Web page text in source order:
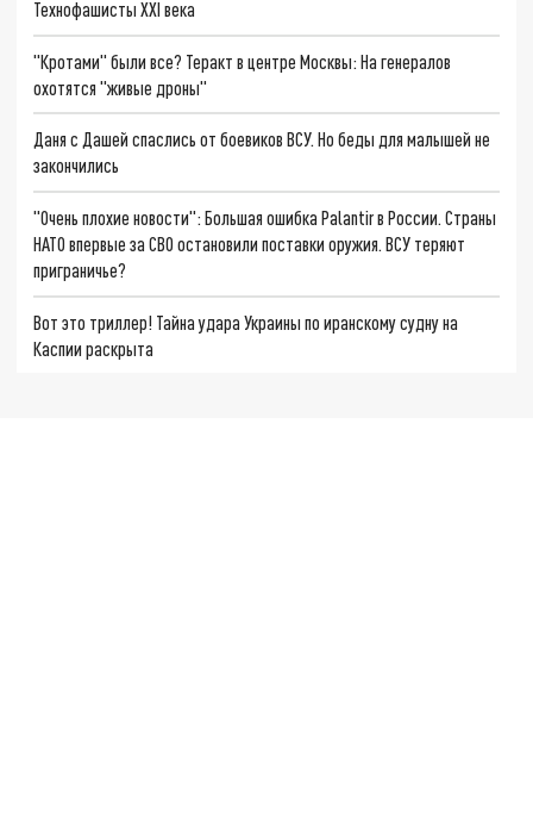
Технофашисты XXI века
"Кротами" были все? Теракт в центре Москвы: На генералов
охотятся "живые дроны"
Даня с Дашей спаслись от боевиков ВСУ. Но беды для малышей не
закончились
"Очень плохие новости": Большая ошибка Palantir в России. Страны
НАТО впервые за СВО остановили поставки оружия. ВСУ теряют
приграничье?
Вот это триллер! Тайна удара Украины по иранскому судну на
Каспии раскрыта